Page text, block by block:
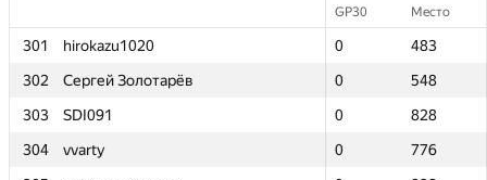
GP30 Место
301 hirokazu1020 0
483
302
Сергей Золотарёв 0
548
303
SDI091 0
828
304
vvarty 0
776
GP30 Место
301 hirokazu1020 0
483
302
Сергей Золотарёв 0
548
303
SDI091 0
828
304
vvarty 0
776